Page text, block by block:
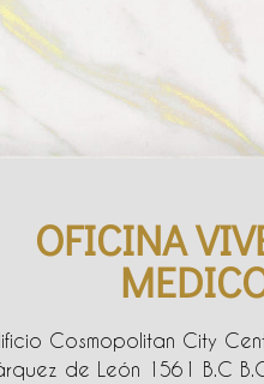
OFICINA
Cosmopolitan City
de León 1561 B.C